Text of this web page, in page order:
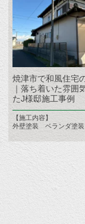
焼津市で和風住宅
｜落ち着いた雰囲
たJ様邸施工事例
【施工内容】
外壁塗装 ベランダ塗